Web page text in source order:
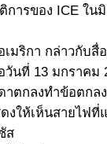
ารของ ICE ใน
าตกลงทำข้อตกล